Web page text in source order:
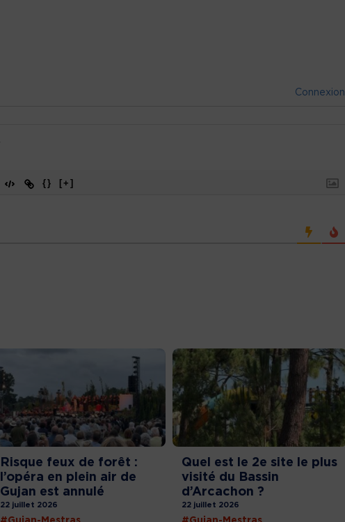
Connexion
{} [+]
Risque feux de forêt :
l’opéra en plein air de
Gujan est annulé
22 juillet 2026
Quel est le 2e site le plus
visité du Bassin
d’Arcachon ?
22 juillet 2026